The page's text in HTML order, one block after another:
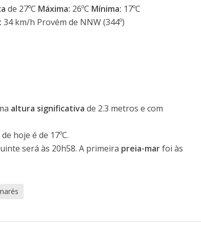
de 27ºC Máxima: 26ºC Mínima: 17ºC
34 km/h Provém de NNW (344º)
altura significativa de 2.3 metros e com
hoje é de 17ºC.
será às 20h58. A primeira preia-marfoi às